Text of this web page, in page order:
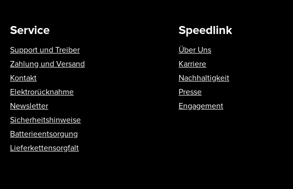
Service
Support und Treiber
Zahlung und Versand
Kontakt
Elektrorücknahme
Newsletter
Sicherheitshinweise
Batterieentsorgung
Lieferkettensorgfalt
Speedlink
Über Uns
Karriere
Nachhaltigkeit
Presse
Engagement